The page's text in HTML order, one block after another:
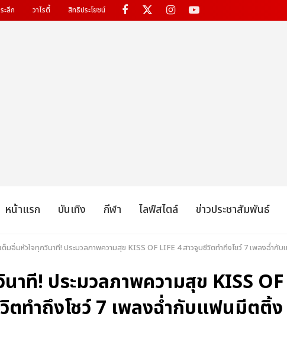
ะลึก วาไรตี้ สิทธิประโยชน์
หน้าแรก บันเทิง กีฬา ไลฟ์สไตล์ ข่าวประชาสัมพันธ์
เต็มอิ่มหัวใจทุกวินาที! ประมวลภาพความสุข KISS OF LIFE 4 สาวจูบชีวิตทำถึงโชว์ 7 เพลงฉ่ำ
าที! ประมวลภาพความสุข KISS OF
ตทำถึงโชว์ 7 เพลงฉ่ำกับแฟนมีตติ้ง